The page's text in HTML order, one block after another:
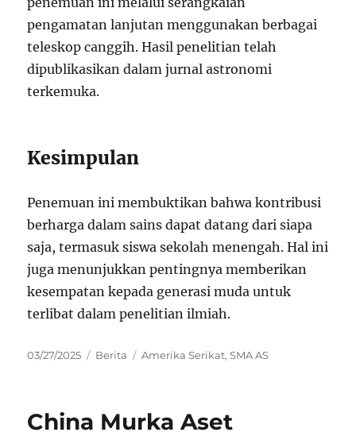
pengamatan lanjutan menggunakan berbagai
teleskop canggih. Hasil penelitian telah
dipublikasikan dalam jurnal astronomi
terkemuka.
Kesimpulan
Penemuan ini membuktikan bahwa kontribusi
berharga dalam sains dapat datang dari siapa
saja, termasuk siswa sekolah menengah. Hal ini
juga menunjukkan pentingnya memberikan
kesempatan kepada generasi muda untuk
terlibat dalam penelitian ilmiah.
Posted
03/27/2025 Categories
Berita Tags
Amerika Serikat,SMA AS
China Murka Aset